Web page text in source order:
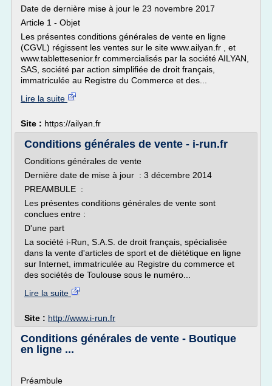
Date de dernière mise à jour le 23 novembre 2017
Article 1 - Objet
Les présentes conditions générales de vente en ligne
(CGVL) régissent les ventes sur le site www.ailyan.fr , et
www.tablettesenior.fr commercialisés par la société AILYAN,
SAS, société par action simplifiée de droit français,
immatriculée au Registre du Commerce et des...
Lire la suite
Site : https://ailyan.fr
Conditions générales de vente - i-run.fr
Conditions générales de vente
Dernière date de mise à jour : 3 décembre 2014
PREAMBULE :
Les présentes conditions générales de vente sont
conclues entre :
D'une part
La société i-Run, S.A.S. de droit français, spécialisée
dans la vente d'articles de sport et de diététique en ligne
sur Internet, immatriculée au Registre du commerce et
des sociétés de Toulouse sous le numéro...
Lire la suite
Site : http://www.i-run.fr
Conditions générales de vente - Boutique
en ligne ...
Préambule